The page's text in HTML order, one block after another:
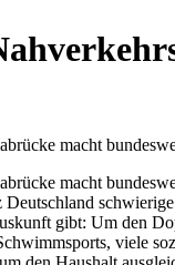
macht
macht
gibt: Um den
viele